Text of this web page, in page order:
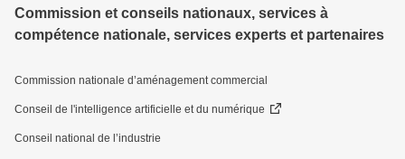
Commission et conseils nationaux, services à
compétence nationale, services experts et partenaires
Commission nationale d’aménagement commercial
Conseil de l'intelligence artificielle et du numérique
Conseil national de l’industrie